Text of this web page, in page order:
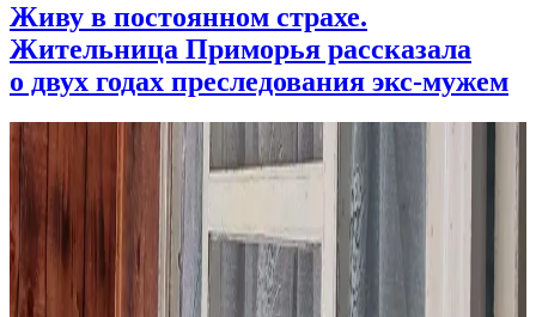
Живу в постоянном страхе.
Жительница Приморья рассказала
о двух годах преследования экс-мужем